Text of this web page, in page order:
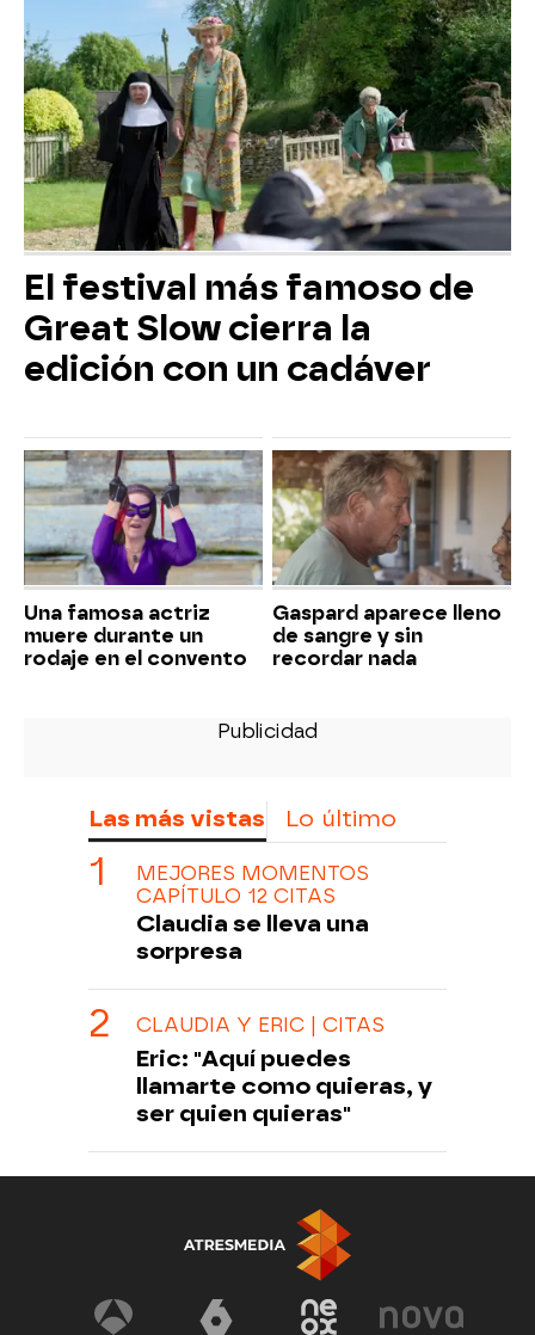
El festival más famoso de
Great Slow cierra la
edición con un cadáver
Una famosa actriz
muere durante un
rodaje en el convento
Gaspard aparece lleno
de sangre y sin
recordar nada
Las más vistas Lo último
MEJORES MOMENTOS
CAPÍTULO 12 CITAS
Claudia se lleva una
sorpresa
CLAUDIA Y ERIC | CITAS
Eric: "Aquí puedes
llamarte como quieras, y
ser quien quieras"